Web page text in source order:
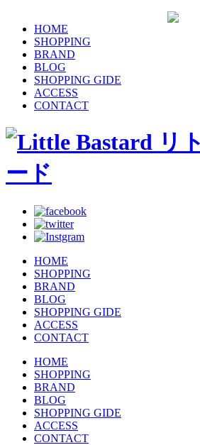
HOME
SHOPPING
BRAND
BLOG
SHOPPING GIDE
ACCESS
CONTACT
HOME
SHOPPING
BRAND
BLOG
SHOPPING GIDE
ACCESS
CONTACT
HOME
SHOPPING
BRAND
BLOG
SHOPPING GIDE
ACCESS
CONTACT